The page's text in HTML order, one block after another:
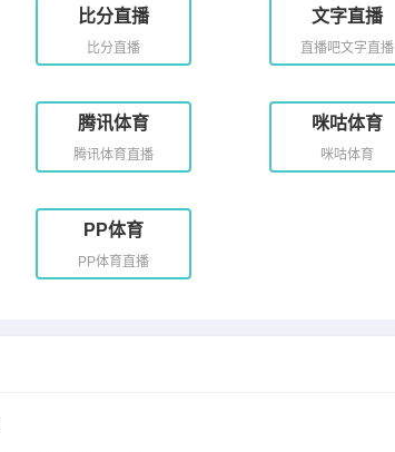
比分直播
比分直播
文字直播
直播吧文字直播
腾讯体育
腾讯体育直播
咪咕体育
咪咕体育
PP体育
PP体育直播